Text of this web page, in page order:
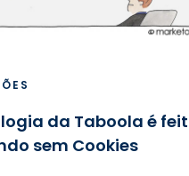
da Taboola é
sem Cookies